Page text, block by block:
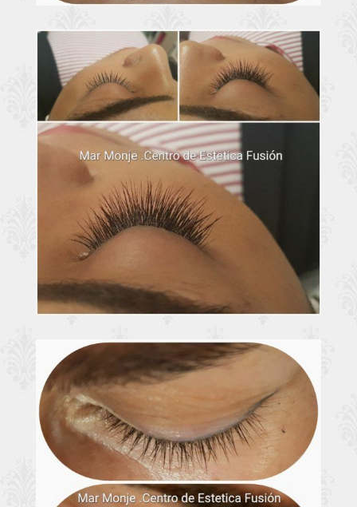
Extensiones de
pestañas
Ampliar
Extensiones
pestañas Valladolid
Ampliar